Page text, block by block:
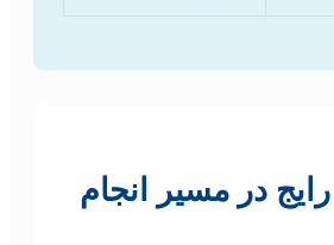
در مسیر انجام